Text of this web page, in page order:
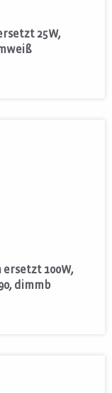
25W,
ersetzt 100W,
dimmb